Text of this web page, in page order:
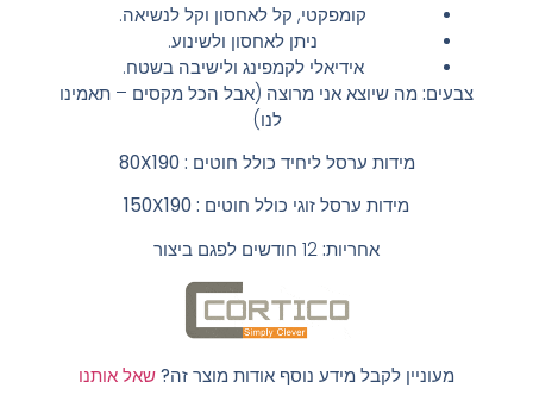
קומפקטי, קל לאחסון וקל לנשיאה.
ניתן לאחסון ולשינוע.
אידיאלי לקמפינג ולישיבה בשטח.
צבעים: מה שיוצא אני מרוצה (אבל הכל מקסים – תאמינו
לנו)
מידות ערסל ליחיד כולל חוטים : 80X190
מידות ערסל זוגי כולל חוטים : 150X190
אחריות:
מעוניין לקבל מידע נוסף אודות מוצר זה?שאל אותנו